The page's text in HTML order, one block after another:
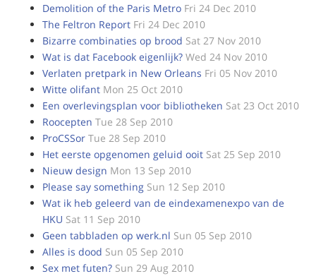
Demolition of the Paris Metro Fri 24 Dec 2010
The Feltron Report Fri 24 Dec 2010
Bizarre combinaties op brood Sat 27 Nov 2010
Wat is dat Facebook eigenlijk? Wed 24 Nov 2010
Verlaten pretpark in New Orleans Fri 05 Nov 2010
Witte olifant Mon 25 Oct 2010
Een overlevingsplan voor bibliotheken Sat 23 Oct 2010
Roocepten Tue 28 Sep 2010
ProCSSor Tue 28 Sep 2010
Het eerste opgenomen geluid ooit Sat 25 Sep 2010
Nieuw design Mon 13 Sep 2010
Please say something Sun 12 Sep 2010
Wat ik heb geleerd van de eindexamenexpo van de
HKU Sat 11 Sep 2010
Geen tabbladen op werk.nl Sun 05 Sep 2010
Alles is dood Sun 05 Sep 2010
Sex met futen? Sun 29 Aug 2010